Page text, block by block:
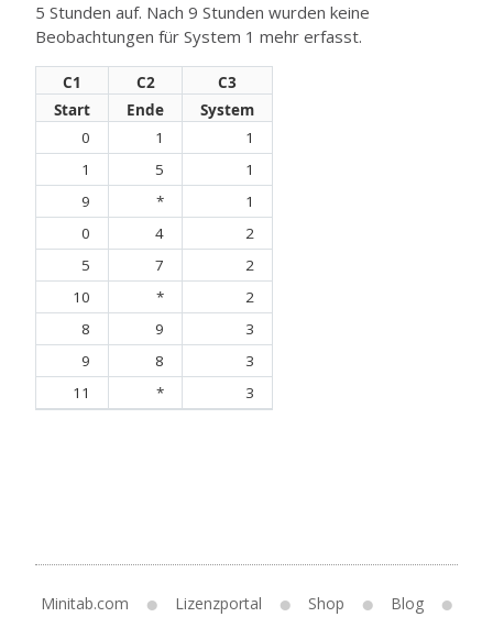
5 Stunden auf. Nach 9 Stunden wurden keine
Beobachtungen für System 1 mehr erfasst.
C1 C2
C3
Start
Ende
System
0
1
1
1
5
1
9
*
1
0
4
2
5
7
2
10
*
2
8
9
3
9
8
3
11
* 3
Minitab.com Lizenzportal Shop
Blog